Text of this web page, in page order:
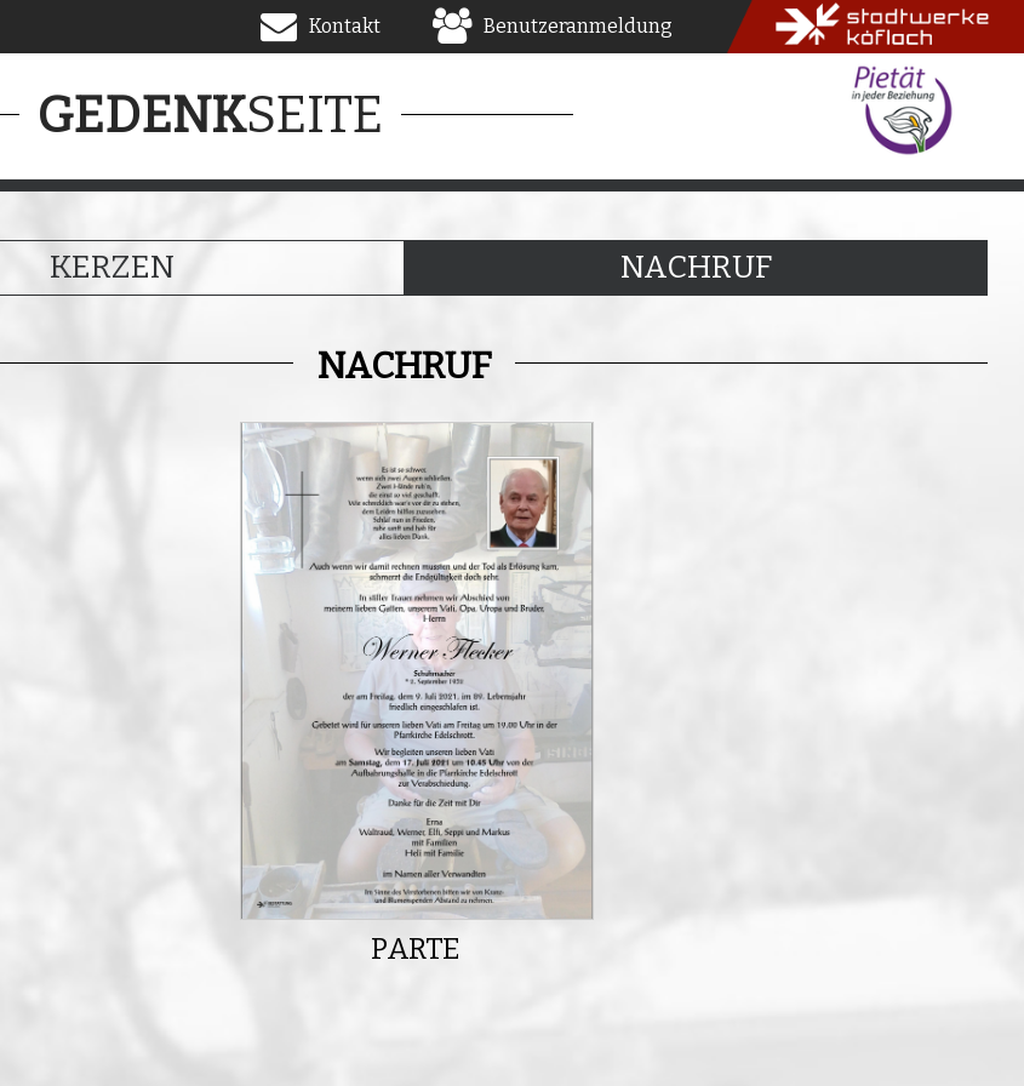
Kontakt Benutzeranmeldung
GEDENKSEITE
KERZEN NACHRUF
NACHRUF
PARTE